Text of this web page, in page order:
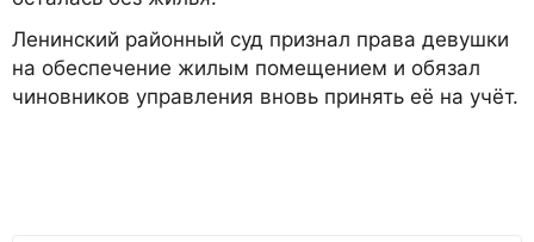
Ленинский районный суд признал права девушки
на обеспечение жилым помещением и обязал
чиновников управления вновь принять её на учёт.